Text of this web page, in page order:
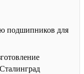
подшипников для